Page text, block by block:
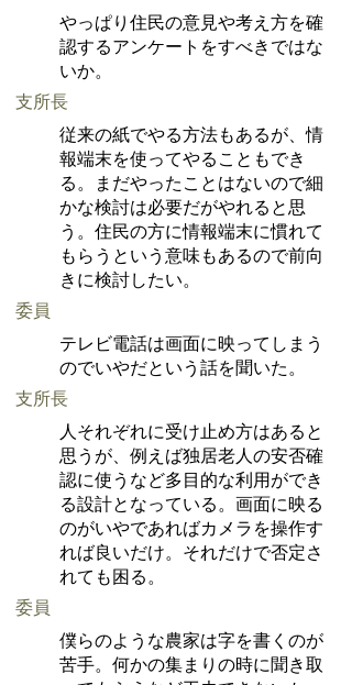
やっぱり住民の意見や考え方を確
認するアンケートをすべきではな
いか。
支所長
従来の紙でやる方法もあるが、情
報端末を使ってやることもでき
る。まだやったことはないので細
かな検討は必要だがやれると思
う。住民の方に情報端末に慣れて
もらうという意味もあるので前向
きに検討したい。
委員
テレビ電話は画面に映ってしまう
のでいやだという話を聞いた。
支所長
人それぞれに受け止め方はあると
思うが、例えば独居老人の安否確
認に使うなど多目的な利用ができ
る設計となっている。画面に映る
のがいやであればカメラを操作す
れば良いだけ。それだけで否定さ
れても困る。
委員
僕らのような農家は字を書くのが
苦手。何かの集まりの時に聞き取